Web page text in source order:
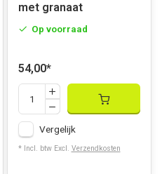
met granaat
Op voorraad
54,00*
Vergelijk
* Incl. btw Excl. Verzendkosten